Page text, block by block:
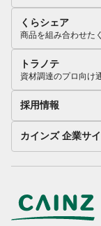
くらシェア
商品を組み合わせた
トラノテ
資材調達のプロ向け
採用情報
カインズ 企業サ